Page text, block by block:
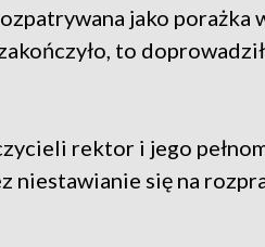
jako
to
rektor i jego
niestawianie się na